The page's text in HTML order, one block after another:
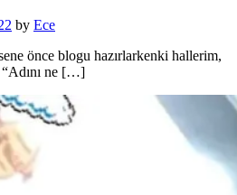
by Ece
önce blogu hazırlarkenki hallerim,
ne […]